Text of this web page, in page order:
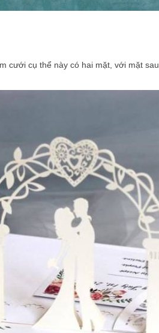
cụ thể này có hai mặt, với mặt